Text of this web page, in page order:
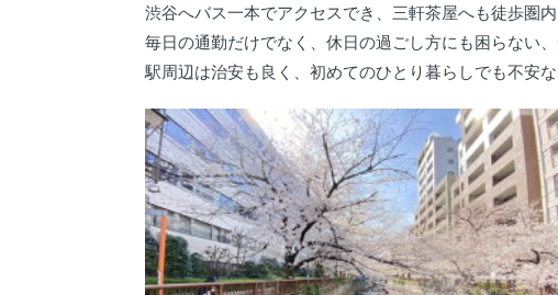
渋谷へバス一本でアクセスでき、三軒茶屋へも徒歩圏内
毎日の通勤だけでなく、休日の過ごし方にも困らない、
駅周辺は治安も良く、初めてのひとり暮らしでも不安な